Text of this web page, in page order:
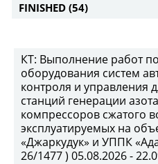
FINISHED (54)
КТ: Выполнение работ
оборудования систем
контроля и управления
станций генерации
компрессоров сжатого
эксплуатируемых на
«Джаркудук» и УППК
26/1477 ) 05.08.2026 -